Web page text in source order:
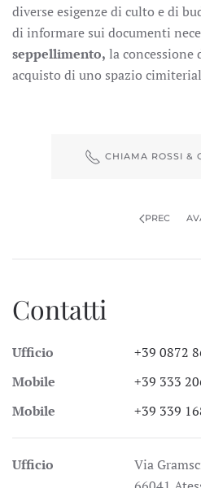
diverse esigenze di culto e di
di informare sui documenti
seppellimento, la concessione
acquisto di uno spazio
CHIAMA ROSSI &
PREC
Contatti
Ufficio
+39 0872
Mobile
+39 333
Mobile
+39 339
Ufficio
Via